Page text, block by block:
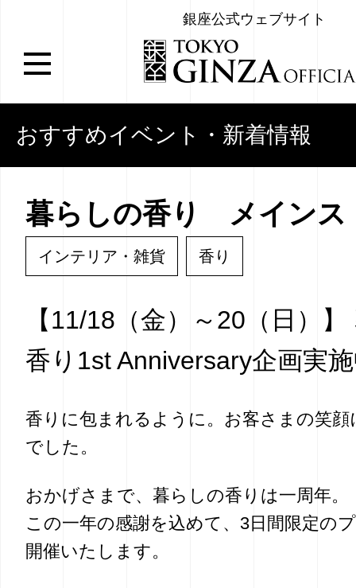
銀座公式ウェブサイト
おすすめイベント・新着情報
暮らしの香り メインス
インテリア・雑貨 香り
【11/18（金）～20（日）
香り1st Anniversary企画実
香りに包まれるように。お客さまの笑顔
でした。
おかげさまで、暮らしの香りは一周年。
この一年の感謝を込めて、3日間限定の
開催いたします。